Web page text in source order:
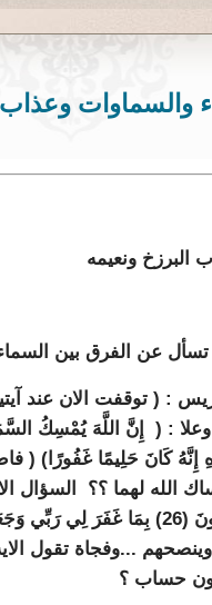
والسماوات وعذاب
البرزخ ونعيمه
: ( توقفت الان عند
: ( إِنَّ اللَّهَ يُمْسِكُ
كَانَ حَلِيمًا غَفُورًا) ( فاطر
الله لهما ؟؟ السؤال
(27)
...وفجاة تقول
حساب ؟